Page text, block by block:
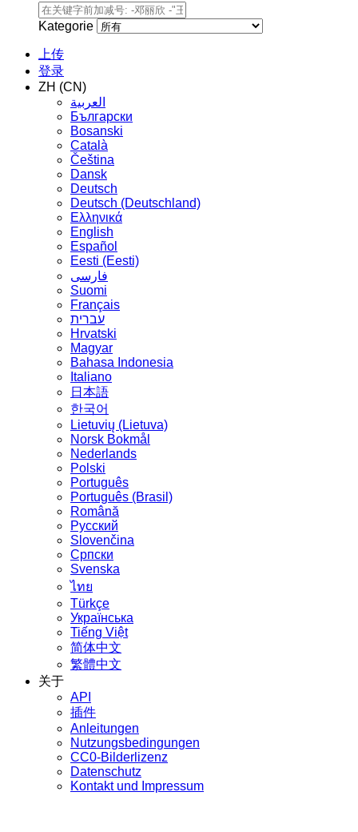
Kategorie
上传
登录
ZH (CN)
العربية
Български
Bosanski
Сatalà
Čeština
Dansk
Deutsch
Deutsch (Deutschland)
Ελληνικά
English
Español
Eesti (Eesti)
فارسی
Suomi
Français
עברית
Hrvatski
Magyar
Bahasa Indonesia
Italiano
日本語
한국어
Lietuvių (Lietuva)
‪Norsk Bokmål‬
Nederlands
Polski
Português
Português (Brasil)
Română
Русский
Slovenčina
Српски
Svenska
ไทย
Türkçe
Українська
Tiếng Việt
简体中文
繁體中文
关于
API
插件
Anleitungen
Nutzungsbedingungen
CC0-Bilderlizenz
Datenschutz
Kontakt und Impressum